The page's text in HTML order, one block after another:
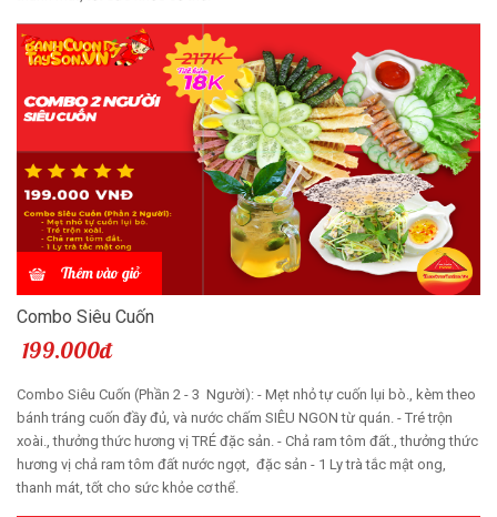
Thêm vào giỏ
Combo Siêu Cuốn
199.000đ
Combo Siêu Cuốn (Phần 2 - 3 Người): - Mẹt nhỏ tự cuốn lụi bò., kèm theo
bánh tráng cuốn đầy đủ, và nước chấm SIÊU NGON từ quán. - Tré trộn
xoài., thưởng thức hương vị TRÉ đặc sản. - Chả ram tôm đất., thưởng thức
hương vị chả ram tôm đất nước ngọt, đặc sản - 1 Ly trà tắc mật ong,
thanh mát, tốt cho sức khỏe cơ thể.